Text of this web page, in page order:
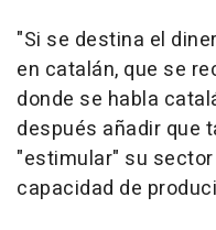
"Si se destina el
en catalán, que se
donde se habla
después añadir que
"estimular" su
capacidad de